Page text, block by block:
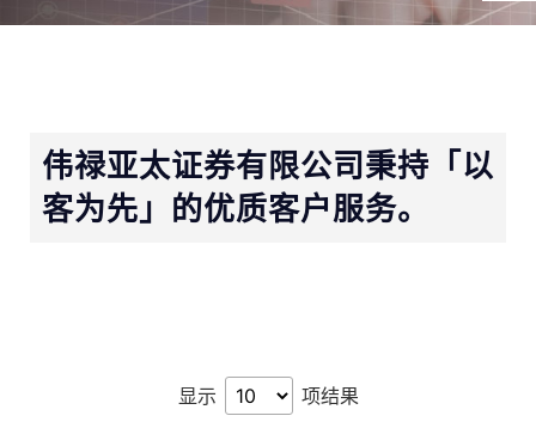
伟禄亚太证券有限公司秉持「以
客为先」的优质客户服务。
显示 项结果